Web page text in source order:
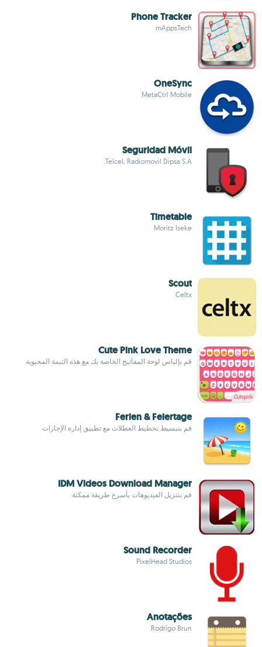
Phone Tracker
mAppsTech
OneSync
MetaCtrl Mobile
Seguridad Móvil
Telcel, Radiomovil Dipsa S.A.
Timetable
Moritz Iseke
Scout
Celtx
Cute Pink Love Theme
قم بإلباس لوحة المفاتيح الخاصة بك مع هذه التيمة المحبوبة
Ferien & Feiertage
قم بتبسيط تخطيط العطلات مع تطبيق إدارة الإجازات
IDM Videos Download Manager
قم بتنزيل الفيديوهات بأسرع طريقة ممكنة
Sound Recorder
PixelHead Studios
Anotações
Rodrigo Brun